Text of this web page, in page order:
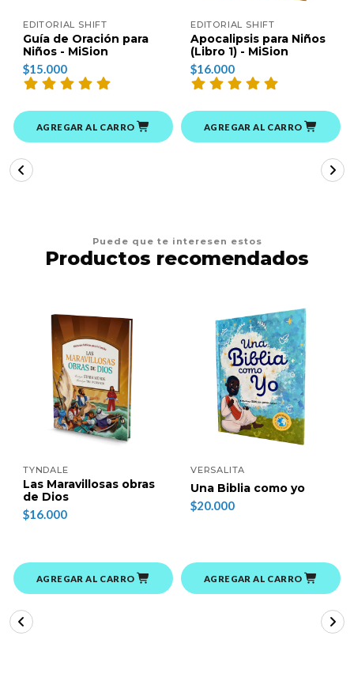
EDITORIAL SHIFT
Guía de Oración para
Niños - MiSion
$15.000
AGREGAR AL CARRO
EDITORIAL SHIFT
Apocalipsis para Niños
(Libro 1) - MiSion
$16.000
AGREGAR AL CARRO
Puede que te interesen estos
Productos recomendados
TYNDALE
Las Maravillosas obras
de Dios
$16.000
AGREGAR AL CARRO
VERSALITA
Una Biblia como yo
$20.000
AGREGAR AL CARRO